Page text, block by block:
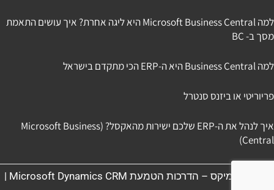
למה Microsoft Business Central היא ליגה אחרת? איך עושים התאמת
מסך ב- BC
למה Business Central היא ה-ERP הכי מתקדם בישראל
פריוריטי או ביזנס סנטרל
איך לנהל את ה-ERP שלכם ישירות מהאקסל? (Microsoft Business
Central)
תניב דיינמיקס – הדרכות הטמעת Microsoft Dynamics CRM |